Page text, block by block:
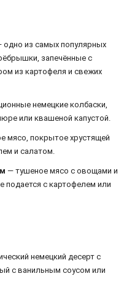
одно из самых популярных
запечённые с
из картофеля и свежих
немецкие колбаски,
или квашеной капустой.
мясо, покрытое хрустящей
и салатом.
— тушеное мясо с овощами и
подается с картофелем или
немецкий десерт с
с ванильным соусом или